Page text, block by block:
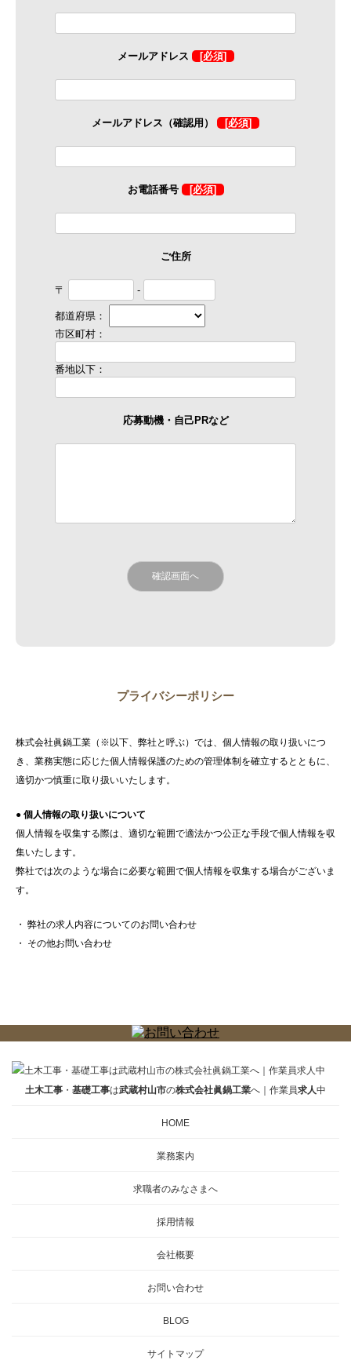
メールアドレス [必須]
メールアドレス（確認用） [必須]
お電話番号 [必須]
ご住所
〒 -
都道府県：
市区町村：
番地以下：
応募動機・自己PRなど
プライバシーポリシー
株式会社眞鍋工業（※以下、弊社と呼ぶ）では、個人情報の取り扱いにつ
き、業務実態に応じた個人情報保護のための管理体制を確立するとともに、
適切かつ慎重に取り扱いいたします。
● 個人情報の取り扱いについて
個人情報を収集する際は、適切な範囲で適法かつ公正な手段で個人情報を収
集いたします。
弊社では次のような場合に必要な範囲で個人情報を収集する場合がございま
す。
・ 弊社の求人内容についてのお問い合わせ
・ その他お問い合わせ
土木工事 ・ 基礎工事は武蔵村山市の株式会社眞鍋工業へ｜作業員求人中
HOME
業務案内
求職者のみなさまへ
採用情報
会社概要
お問い合わせ
BLOG
サイトマップ